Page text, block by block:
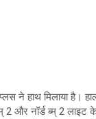
ने हाथ मिलाया है।
ब्म् 2 और नॉर्ड ब्म् 2